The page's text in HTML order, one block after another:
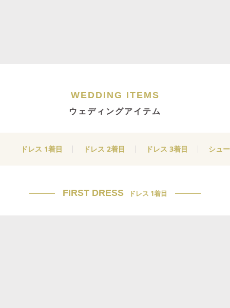
WEDDING ITEMS
ウェディングアイテム
ドレス 1着目 ドレス 2着目 ドレス 3着目 シュ
FIRST DRESS ドレス 1着目